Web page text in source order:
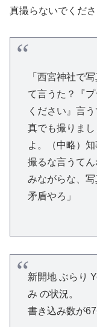
真撮らないでくだ
「西宮神社で
て言うた？『
ください』言
真でも撮りま
よ。（中略）
撮るな言うて
みながらな、写
矛盾やろ」
新開地 ぶらり
み の状況。
書き込み数が